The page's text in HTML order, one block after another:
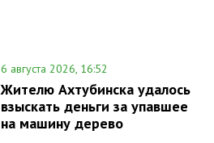
6 августа 2026, 16:52
Жителю Ахтубинска удалось
взыскать деньги за упавшее
на машину дерево